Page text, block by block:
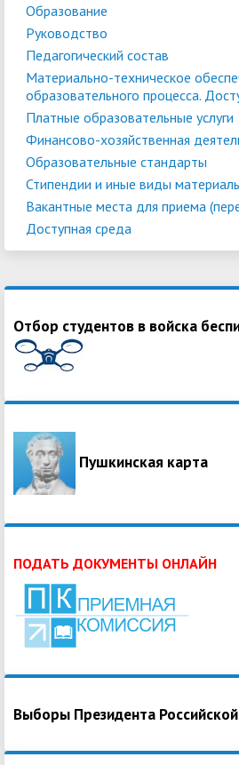
Образование
Руководство
Педагогический состав
Материально-техническое
образовательного процесса.
Платные образовательные услуги
Финансово-хозяйственная
Образовательные стандарты
Стипендии и иные виды
Вакантные места для приема
Доступная среда
Отбор студентов в войска
Пушкинская карта
ПОДАТЬ ДОКУМЕНТЫ ОНЛАЙН
Выборы Президента